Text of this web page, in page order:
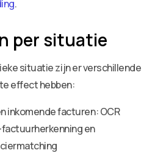
.
per situatie
situatie zijn er verschillende
effect hebben:
inkomende facturen: OCR
en